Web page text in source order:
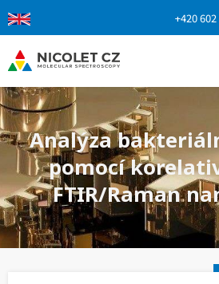
+420
Analýza
pomocí
FTIR/Raman